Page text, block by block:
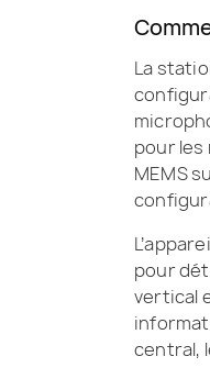
La
pour
MEMS
pour
vertical
central,